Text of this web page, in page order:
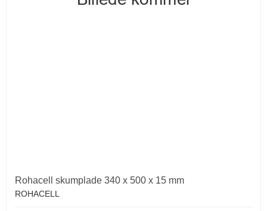
Rohacell skumplade 340 x 500 x 15 mm
ROHACELL